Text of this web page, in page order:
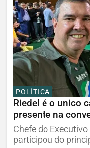
POLÍTICA
Riedel é o unico
presente na
Chefe do
participou do